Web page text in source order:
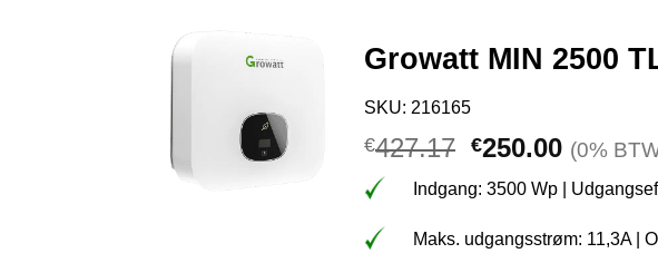
Growatt MIN 2500
SKU: 216165
€427.17 Den
pris
var:
€427.17.
€250.00Den
pris
er:
(0%
Indgang: 3500 Wp |
Maks. udgangsstrøm: 11,3A |